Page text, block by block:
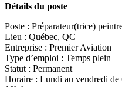
Détails du poste
Poste : Préparateur(trice)
Lieu : Québec, QC
Entreprise : Premier Aviation
Type d’emploi : Temps plein
Statut : Permanent
Horaire : Lundi au vendredi de